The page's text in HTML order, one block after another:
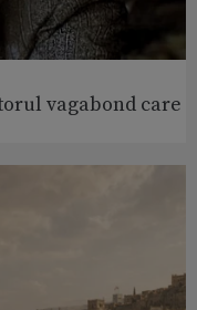
vagabond care